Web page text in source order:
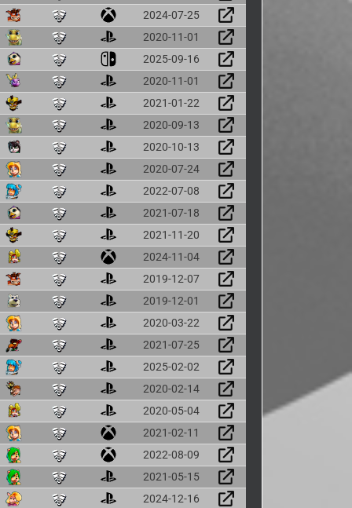
2024-07-25
2020-11-01
2025-09-16
2020-11-01
2021-01-22
2020-09-13
2020-10-13
2020-07-24
2022-07-08
2021-07-18
2021-11-20
2024-11-04
2019-12-07
2019-12-01
2020-03-22
2021-07-25
2025-02-02
2020-02-14
2020-05-04
2021-02-11
2022-08-09
2021-05-15
2024-12-16